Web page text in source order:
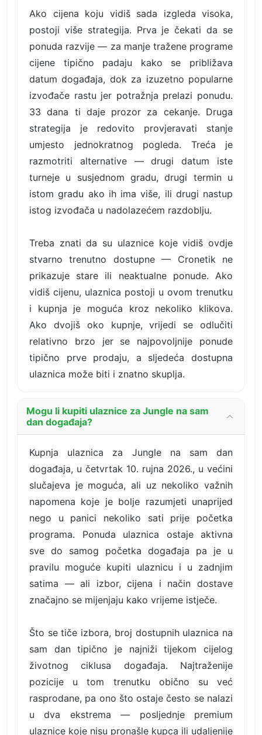
Ako cijena koju vidiš sada izgleda visoka,
postoji više strategija. Prva je čekati da se
ponuda razvije — za manje tražene programe
cijene tipično padaju kako se približava
datum događaja, dok za izuzetno popularne
izvođače rastu jer potražnja prelazi ponudu.
33 dana ti daje prozor za cekanje. Druga
strategija je redovito provjeravati stanje
umjesto jednokratnog pogleda. Treća je
razmotriti alternative — drugi datum iste
turneje u susjednom gradu, drugi termin u
istom gradu ako ih ima više, ili drugi nastup
istog izvođača u nadolazećem razdoblju.
Treba znati da su ulaznice koje vidiš ovdje
stvarno trenutno dostupne — Cronetik ne
prikazuje stare ili neaktualne ponude. Ako
vidiš cijenu, ulaznica postoji u ovom trenutku
i kupnja je moguća kroz nekoliko klikova.
Ako dvojiš oko kupnje, vrijedi se odlučiti
relativno brzo jer se najpovoljnije ponude
tipično prve prodaju, a sljedeća dostupna
ulaznica može biti i znatno skuplja.
Mogu li kupiti ulaznice za Jungle na sam
dan događaja?
Kupnja ulaznica za Jungle na sam dan
događaja, u četvrtak 10. rujna 2026., u većini
slučajeva je moguća, ali uz nekoliko važnih
napomena koje je bolje razumjeti unaprijed
nego u panici nekoliko sati prije početka
programa. Ponuda ulaznica ostaje aktivna
sve do samog početka događaja pa je u
pravilu moguće kupiti ulaznicu i u zadnjim
satima — ali izbor, cijena i način dostave
značajno se mijenjaju kako vrijeme istječe.
Što se tiče izbora, broj dostupnih ulaznica na
sam dan tipično je najniži tijekom cijelog
životnog ciklusa događaja. Najtraženije
pozicije u tom trenutku obično su već
rasprodane, pa ono što ostaje često se nalazi
u dva ekstrema — posljednje premium
ulaznice koje nisu pronašle kupca ili udaljenije